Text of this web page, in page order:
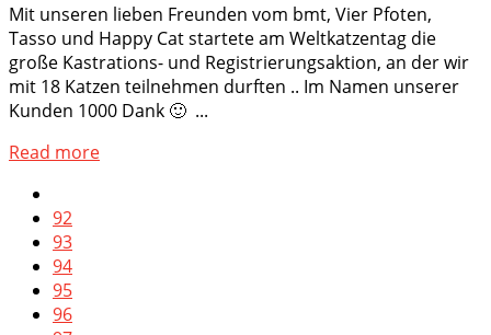
Mit unseren lieben Freunden vom bmt, Vier Pfoten,
Tasso und Happy Cat startete am Weltkatzentag die
große Kastrations- und Registrierungsaktion, an der wir
mit 18 Katzen teilnehmen durften .. Im Namen unserer
Kunden 1000 Dank 🙂 ...
Read more
92
93
94
95
96